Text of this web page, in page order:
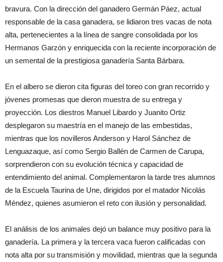
bravura. Con la dirección del ganadero Germán Páez, actual
responsable de la casa ganadera, se lidiaron tres vacas de nota
alta, pertenecientes a la línea de sangre consolidada por los
Hermanos Garzón y enriquecida con la reciente incorporación de
un semental de la prestigiosa ganadería Santa Bárbara.
En el albero se dieron cita figuras del toreo con gran recorrido y
jóvenes promesas que dieron muestra de su entrega y
proyección. Los diestros Manuel Libardo y Juanito Ortiz
desplegaron su maestría en el manejo de las embestidas,
mientras que los novilleros Anderson y Harol Sánchez de
Lenguazaque, así como Sergio Ballén de Carmen de Carupa,
sorprendieron con su evolución técnica y capacidad de
entendimiento del animal. Complementaron la tarde tres alumnos
de la Escuela Taurina de Une, dirigidos por el matador Nicolás
Méndez, quienes asumieron el reto con ilusión y personalidad.
El análisis de los animales dejó un balance muy positivo para la
ganadería. La primera y la tercera vaca fueron calificadas con
nota alta por su transmisión y movilidad, mientras que la segunda